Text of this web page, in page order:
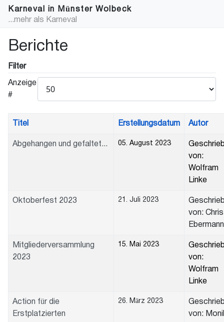
Karneval in Münster Wolbeck
...mehr als Karneval
Berichte
Filter
Anzeige
#
Titel Erstellungsdatum Autor
Abgehangen und gefaltet... 05. August 2023
von:
Wolfram
Linke
Oktoberfest 2023 21. Juli 2023
von:
Ebermann
Mitgliederversammlung
2023
15. Mai 2023
von:
Wolfram
Linke
Action für die
Erstplatzierten
26. März 2023
von: